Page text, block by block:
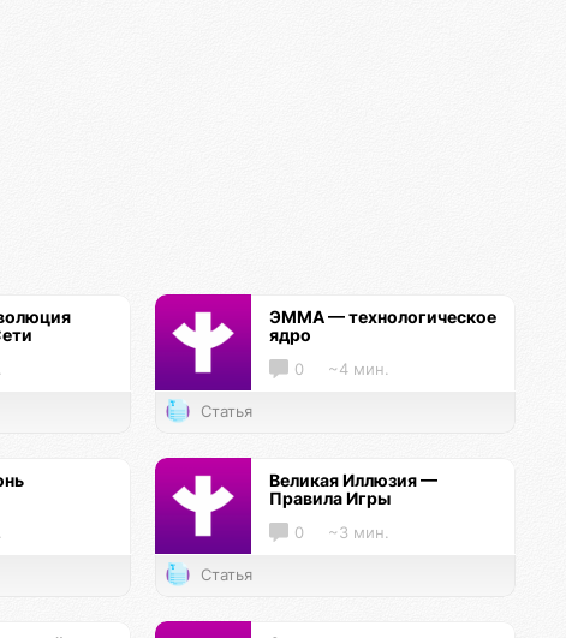
ЭММА — технологическое
ядро
0 ~4 мин.
Статья
Великая Иллюзия —
Правила Игры
0 ~3 мин.
Статья